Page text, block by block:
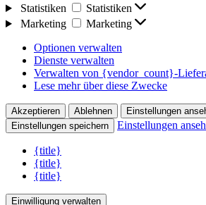
Statistiken
Statistiken
Marketing
Marketing
Optionen verwalten
Dienste verwalten
Verwalten von {vendor_count}-
Lese mehr über diese Zwecke
Akzeptieren Ablehnen
Einstellungen
Einstellungen speichern
Einstellungen
{title}
{title}
{title}
Einwilligung verwalten